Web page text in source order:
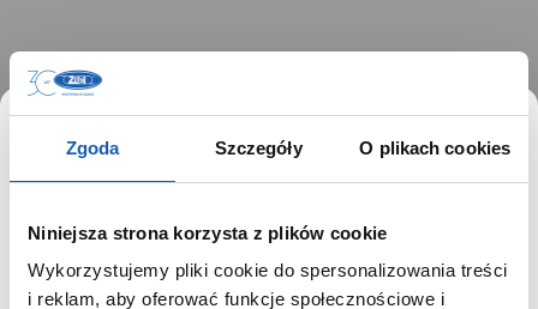
Zgoda Szczegóły O plikach cookies
Niniejsza strona korzysta z plików cookie
Wykorzystujemy pliki cookie do spersonalizowania treści
i reklam, aby oferować funkcje społecznościowe i
3552
02.10.2024
GRUPA ZIBI